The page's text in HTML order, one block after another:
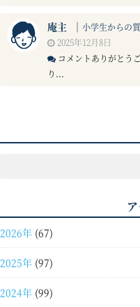
庵主 ｜ 小学生からの
2025年12月8日
コメントありがとう
り...
2026年 (67)
2025年 (97)
2024年 (99)